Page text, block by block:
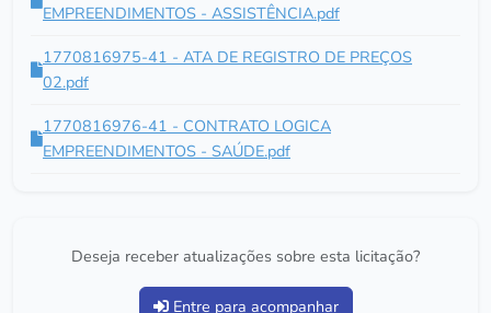
EMPREENDIMENTOS - ASSISTÊNCIA.pdf
1770816975-41 - ATA DE REGISTRO DE PREÇOS
02.pdf
1770816976-41 - CONTRATO LOGICA
EMPREENDIMENTOS - SAÚDE.pdf
Deseja receber atualizações sobre esta licitação?
Entre para acompanhar